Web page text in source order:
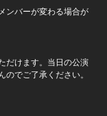
ンバーが変わる場合が
だけます。当日の公演
でご了承ください。